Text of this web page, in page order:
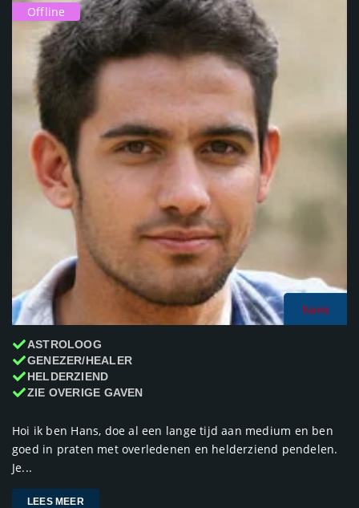
Offline
hans
ASTROLOOG
GENEZER/HEALER
HELDERZIEND
ZIE OVERIGE GAVEN
Hoi ik ben Hans, doe al een lange tijd aan medium en ben
goed in praten met overledenen en helderziend pendelen.
Je...
LEES MEER